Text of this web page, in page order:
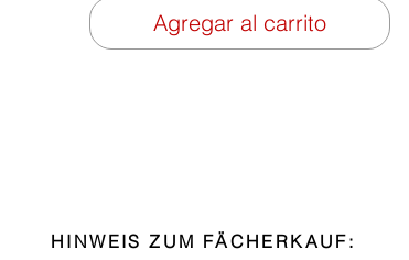
Agregar al carrito
HINWEIS ZUM FÄCHERKAUF: